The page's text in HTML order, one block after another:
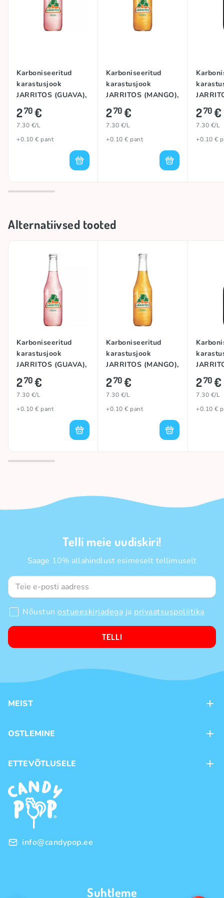
Karboniseeritud
karastusjook
JARRITOS (GUAVA),
370ml
270€
7.30 €/L
+0.10 € pant
Karboniseeritud
karastusjook
JARRITOS (MANGO),
370ml
270€
7.30 €/L
+0.10 € pant
370ml
270€
7.30 €/L
+0.10 €
Alternatiivsed tooted
Karboniseeritud
karastusjook
JARRITOS (GUAVA),
370ml
270€
7.30 €/L
+0.10 € pant
Karboniseeritud
karastusjook
JARRITOS (MANGO),
370ml
270€
7.30 €/L
+0.10 € pant
370ml
270€
7.30 €/L
+0.10 €
Telli meie uudiskiri!
Saage 10% allahindlust esimeselt tellimuselt
Nõustun ostueeskirjadega ja privaatsuspoliitika
TELLI
MEIST
Kauplused
OSTLEMINE
Ostutingimused
Privaatsuspoliitika
ETTEVÕTLUSELE
Frantsiis
Hulgimüük
info@candypop.ee
Suhtleme